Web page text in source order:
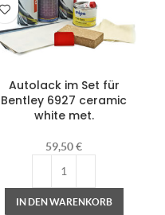
Autolack im Set für
Bentley 6927 ceramic
white met.
59,50€
IN DEN WARENKORB